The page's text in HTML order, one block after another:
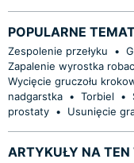
POPULARNE
Zespolenie przełyku •
Zapalenie wyrostka
Wycięcie gruczołu
nadgarstka • Torbiel •
prostaty • Usunięcie
ARTYKUŁY NA